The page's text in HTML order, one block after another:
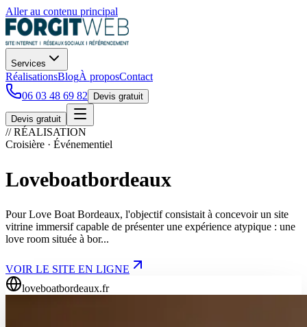
Aller au contenu principal
Services
RéalisationsBlogÀ proposContact
06 03 48 69 82
Devis gratuit
Devis gratuit
// RÉALISATION
Croisière · Événementiel
Loveboatbordeaux
Pour Love Boat Bordeaux, l'objectif consistait à concevoir un site
vitrine immersif capable de présenter une expérience atypique : une
love room située à bor...
VOIR LE SITE EN LIGNE
loveboatbordeaux.fr